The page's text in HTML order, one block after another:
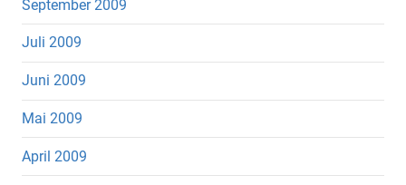
September 2009
Juli 2009
Juni 2009
Mai 2009
April 2009